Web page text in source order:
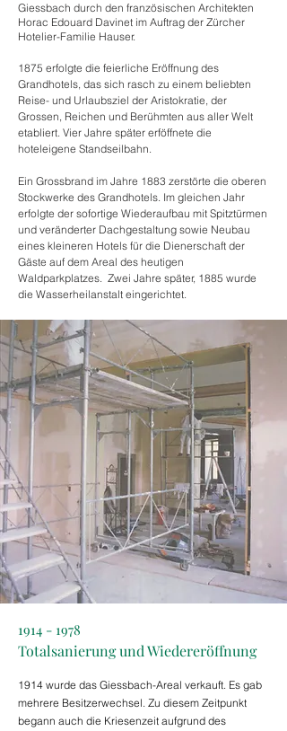
Giessbach durch den französischen Architekten
Horac Edouard Davinet im Auftrag der Zürcher
Hotelier-Familie Hauser.
1875 erfolgte die feierliche Eröffnung des
Grandhotels, das sich rasch zu einem beliebten
Reise- und Urlaubsziel der Aristokratie, der
Grossen, Reichen und Berühmten aus aller Welt
etabliert. Vier Jahre später erföffnete die
hoteleigene Standseilbahn.
Ein Grossbrand im Jahre 1883 zerstörte die oberen
Stockwerke des Grandhotels. Im gleichen Jahr
erfolgte der sofortige Wiederaufbau mit Spitztürmen
und veränderter Dachgestaltung sowie Neubau
eines kleineren Hotels für die Dienerschaft der
Gäste auf dem Areal des heutigen
Waldparkplatzes. Zwei Jahre später, 1885 wurde
die Wasserheilanstalt eingerichtet.
1914 - 1978
Totalsanierung und Wiedereröffnung
1914 wurde das Giessbach-Areal verkauft. Es gab
mehrere Besitzerwechsel. Zu diesem Zeitpunkt
begann auch die Kriesenzeit aufgrund des